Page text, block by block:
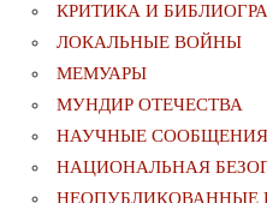
КРИТИКА И
ЛОКАЛЬНЫЕ ВОЙНЫ
МЕМУАРЫ
МУНДИР ОТЕЧЕСТВА
НАУЧНЫЕ
НАЦИОНАЛЬНАЯ
НЕОПУБЛИКОВАННЫЕ